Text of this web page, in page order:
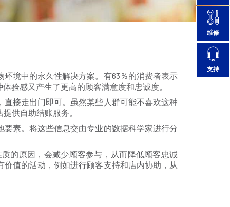
境中的永久性解决方案。有63％的消费者表示
验感又产生了更高的顾客满意度和忠诚度。
接走出门即可。虽然某些人群可能不喜欢这种
供自助结账服务。
素。将这些信息交由专业的数据科学家进行分
的原因，会减少顾客参与，从而降低顾客忠诚
值的活动，例如进行顾客支持和店内协助，从
维修
支持